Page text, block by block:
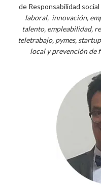
de Responsabilidad social
laboral, innovación,
talento, empleabilidad,
teletrabajo, pymes,
local y prevención de